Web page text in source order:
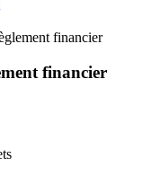
financier
financier